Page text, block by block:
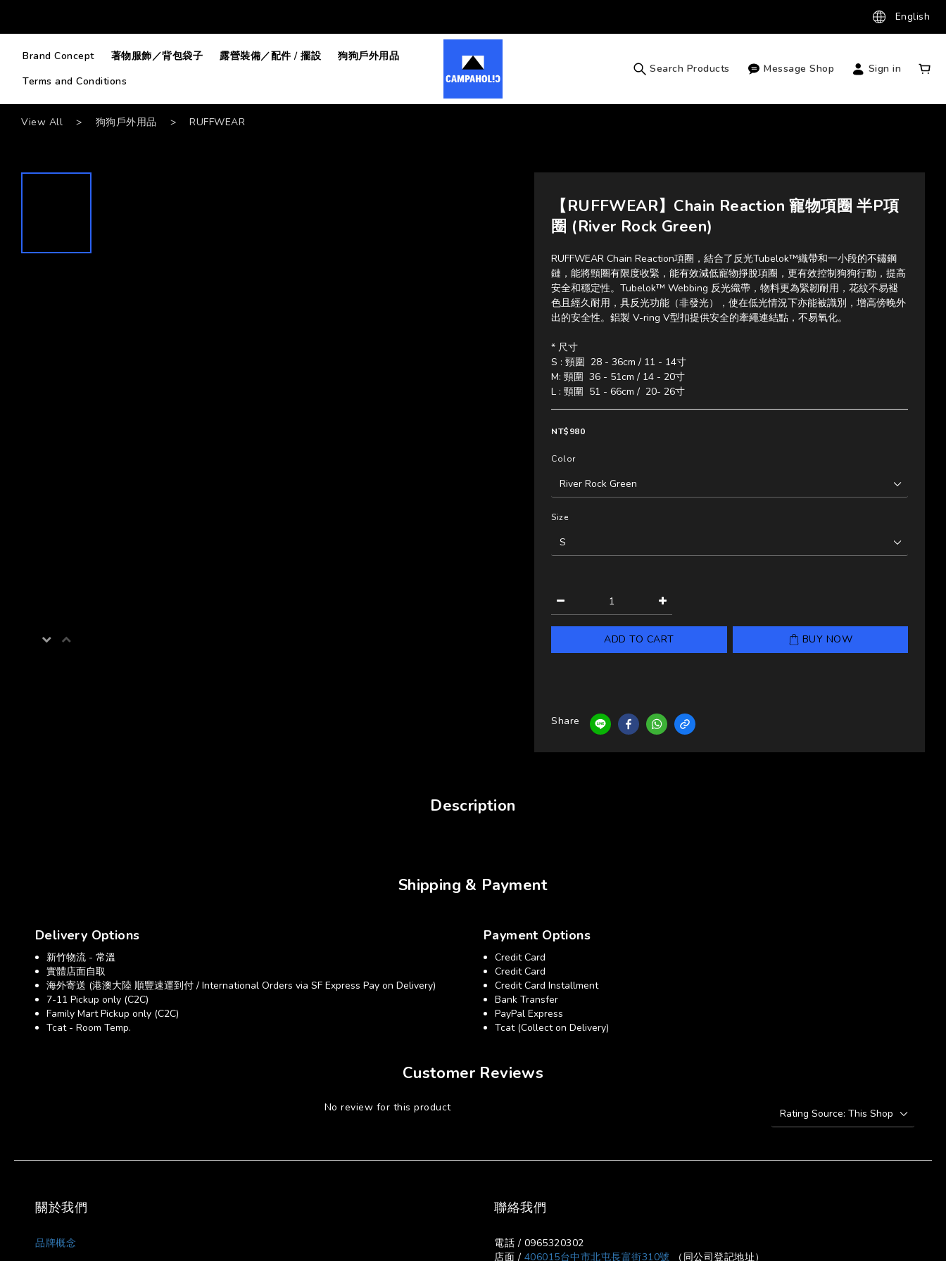
English
Brand Concept 著物服飾／背包袋子 露營裝備／配件 / 擺設
狗狗戶外用品
Terms and Conditions
Search Products Message Shop Sign in
View All > 狗狗戶外用品 > RUFFWEAR
【RUFFWEAR】Chain Reaction 寵物項圈 半P項
圈 (River Rock Green)
RUFFWEAR Chain Reaction項圈，結合了反光Tubelok™織帶和一小段的不鏽鋼
鏈，能將頸圈有限度收緊，能有效減低寵物掙脫項圈，更有效控制狗狗行動，提高
安全和穩定性。Tubelok™ Webbing 反光織帶，物料更為緊韌耐用，花紋不易褪
色且經久耐用，具反光功能（非發光），使在低光情況下亦能被識別，增高傍晚外
出的安全性。鋁製 V-ring V型扣提供安全的牽繩連結點，不易氧化。
* 尺寸
S : 頸圍  28 - 36cm / 11 - 14寸
M: 頸圍  36 - 51cm / 14 - 20寸
L : 頸圍  51 - 66cm /  20- 26寸
NT$980
Color
Size
ADD TO CART BUY NOW
Share
Description
Shipping & Payment
Delivery Options
新竹物流 - 常溫
實體店面自取
海外寄送 (港澳大陸 順豐速運到付 / International Orders via SF Express Pay on Delivery)
7-11 Pickup only (C2C)
Family Mart Pickup only (C2C)
Tcat - Room Temp.
Payment Options
Credit Card
Credit Card
Credit Card Installment
Bank Transfer
PayPal Express
Tcat (Collect on Delivery)
Customer Reviews
No review for this product
關於我們
品牌概念
聯絡我們
電話 / 0965320302
店面 / 406015台中市北屯長富街310號 （同公司登記地址）